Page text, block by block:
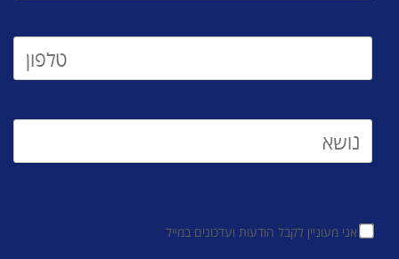
אני מעוניין לקבל הודעות ועדכונים במייל